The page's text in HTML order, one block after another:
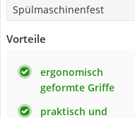
Spülmaschinenfest
Vorteile
ergonomisch
geformte Griffe
praktisch und